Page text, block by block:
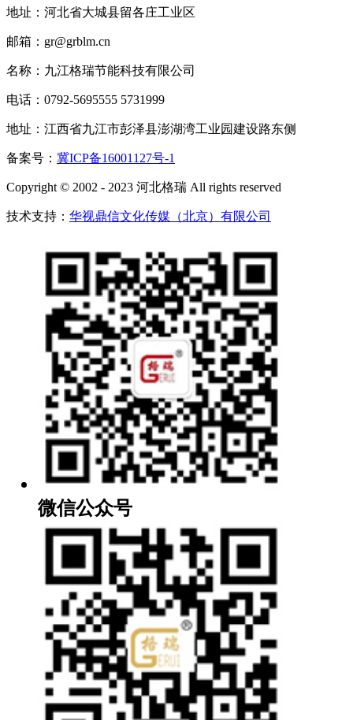
地址：河北省大城县留各庄工业区
邮箱：gr@grblm.cn
名称：九江格瑞节能科技有限公司
电话：0792-5695555 5731999
地址：江西省九江市彭泽县澎湖湾工业园建设路东侧
备案号： 冀ICP备16001127号-1
Copyright © 2002 - 2023 河北格瑞 All rights reserved
技术支持： 华视鼎信文化传媒（北京）有限公司
微信公众号